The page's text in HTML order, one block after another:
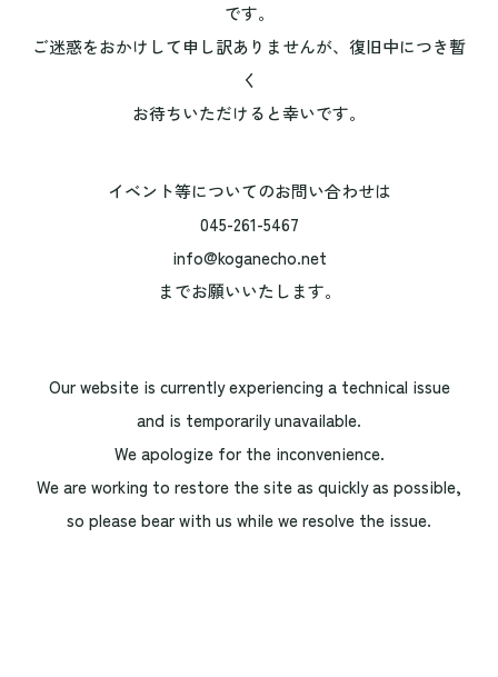
です。
ご迷惑をおかけして申し訳ありませんが、復旧中につき暫
く
お待ちいただけると幸いです。
イベント等についてのお問い合わせは
045-261-5467
info@koganecho.net
までお願いいたします。
Our website is currently experiencing a technical issue
and is temporarily unavailable.
We apologize for the inconvenience.
We are working to restore the site as quickly as possible,
so please bear with us while we resolve the issue.